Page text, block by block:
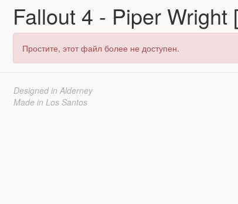
Fallout 4 - Piper
Простите, этот файл более не доступен.
Designed in Alderney
Made in Los Santos